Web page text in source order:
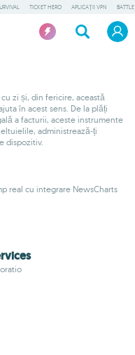
TICKET HERO APLICAȚII VPN
zi și, din fericire, această
în acest sens. De la plăți
a facturii, aceste instrumente
administrează-ți
dispozitiv.
real cu integrare NewsCharts